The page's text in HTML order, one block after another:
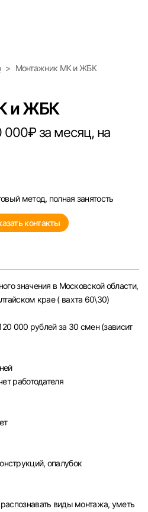
Монтажник МК и ЖБК
и ЖБК
000₽ за месяц, на
метод, полная занятость
контакты
значения в Московской области,
крае ( вахта 60\30)
000 рублей за 30 смен (зависит
работодателя
опалубок
виды монтажа, уметь